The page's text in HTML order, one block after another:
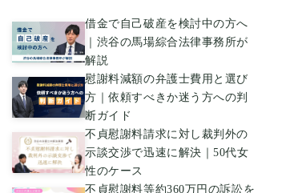
借金で自己破産を検討中の方へ
｜渋谷の馬場綜合法律事務所が
解説
慰謝料減額の弁護士費用と選び
方｜依頼すべきか迷う方への判
断ガイド
不貞慰謝料請求に対し裁判外の
示談交渉で迅速に解決｜50代女
性のケース
不貞慰謝料等約360万円の訴訟を